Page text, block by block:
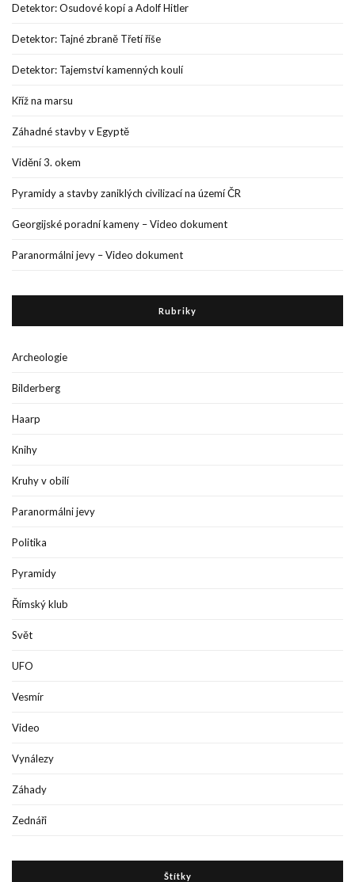
Detektor: Osudové kopí a Adolf Hitler
Detektor: Tajné zbraně Třetí říše
Detektor: Tajemství kamenných koulí
Kříž na marsu
Záhadné stavby v Egyptě
Vidění 3. okem
Pyramidy a stavby zaniklých civilizací na území ČR
Georgijské poradní kameny – Video dokument
Paranormálni jevy – Video dokument
Rubriky
Archeologie
Bilderberg
Haarp
Knihy
Kruhy v obilí
Paranormálni jevy
Politika
Pyramidy
Římský klub
Svět
UFO
Vesmír
Video
Vynálezy
Záhady
Zednáři
Štítky